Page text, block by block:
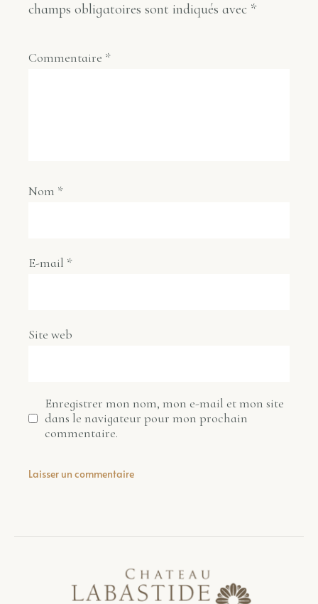
champs obligatoires sont indiqués avec *
Commentaire *
Nom *
E-mail *
Site web
Enregistrer mon nom, mon e-mail et mon site
dans le navigateur pour mon prochain
commentaire.